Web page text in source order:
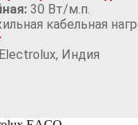
30 Вт/м.п.
кабельная
Electrolux, Индия